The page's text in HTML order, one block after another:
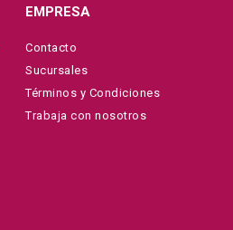
EMPRESA
Contacto
Sucursales
Términos y Condiciones
Trabaja con nosotros